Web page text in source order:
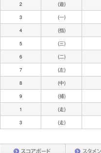
2
(遊)
3
(一)
4
(指)
5
(三)
6
(二)
7
(左)
8
(中)
9
(捕)
1
(走)
3
(走)